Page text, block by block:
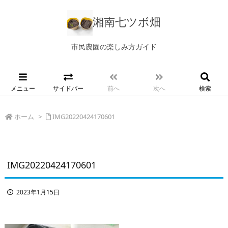
湘南七ツボ畑
市民農園の楽しみ方ガイド
メニュー サイドバー 前へ 次へ 検索
ホーム > IMG20220424170601
IMG20220424170601
2023年1月15日